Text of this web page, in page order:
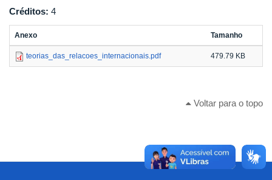
Créditos: 4
Anexo Tamanho
teorias_das_relacoes_internacionais.pdf 479.79 KB
Voltar para o topo